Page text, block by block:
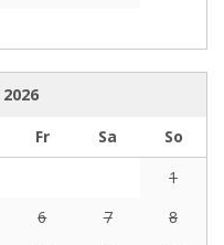
2026
Fr Sa
So
1
6 7
8